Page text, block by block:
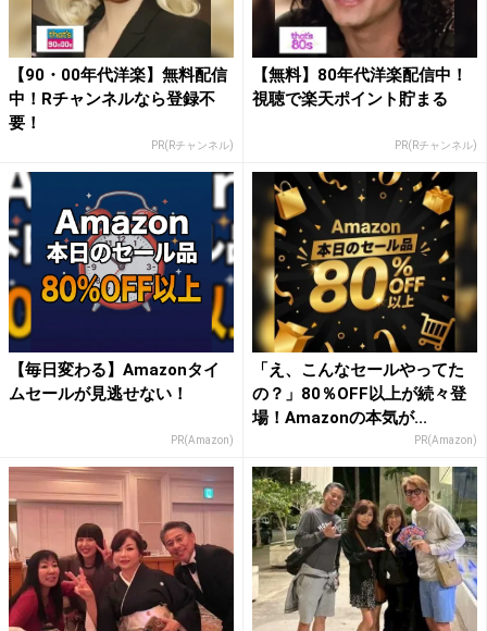
【90・00年代洋楽】無料配信
中！Rチャンネルなら登録不
要！
PR(Rチャンネル)
【無料】80年代洋楽配信中！
視聴で楽天ポイント貯まる
PR(Rチャンネル)
【毎日変わる】Amazonタイ
ムセールが見逃せない！
PR(Amazon)
「え、こんなセールやってた
の？」80％OFF以上が続々登
場！Amazonの本気が...
PR(Amazon)